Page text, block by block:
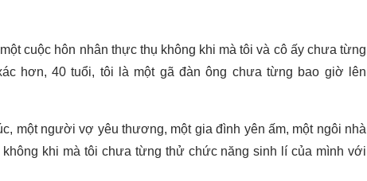
cuộc hôn nhân thực thụ không khi mà tôi và cô ấy chưa từng
hơn, 40 tuổi, tôi là một gã đàn ông chưa từng bao giờ lên
một người vợ yêu thương, một gia đình yên ấm, một ngôi nhà
khi mà tôi chưa từng thử chức năng sinh lí của mình với